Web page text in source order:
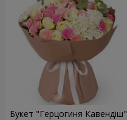
Букет "Герцогиня Кавендіш"